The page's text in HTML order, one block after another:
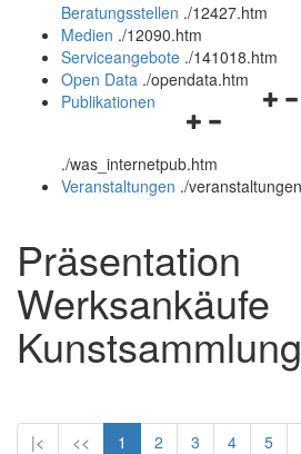
und
schließen
Beratungsstellen ./12427.htm
Medien ./12090.htm
Serviceangebote ./141018.htm
Open Data ./opendata.htm
Navigationsmenü
und
schließen
Publikationen
./was_internetpub.htm
Veranstaltungen ./
Präsentation
Werksankäufe
Kunstsammlung
|< << 1 2 3 4 5